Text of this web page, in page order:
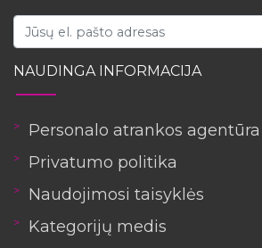
NAUDINGA INFORMACIJA
Personalo atrankos agentūra
Privatumo politika
Naudojimosi taisyklės
Kategorijų medis